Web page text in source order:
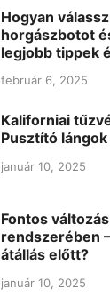
Hogyan
horgászbotot
legjobb tippek
február 6, 2025
Kaliforniai
Pusztító
január 10, 2025
Fontos
rendszerében
átállás előtt?
január 10, 2025